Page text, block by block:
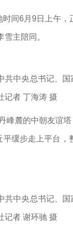
间6月9日上午
主陪同。
共中央总书记、
记者 丁海涛 摄
麓的中朝友谊
缓步走上平台
共中央总书记、
记者 谢环驰 摄